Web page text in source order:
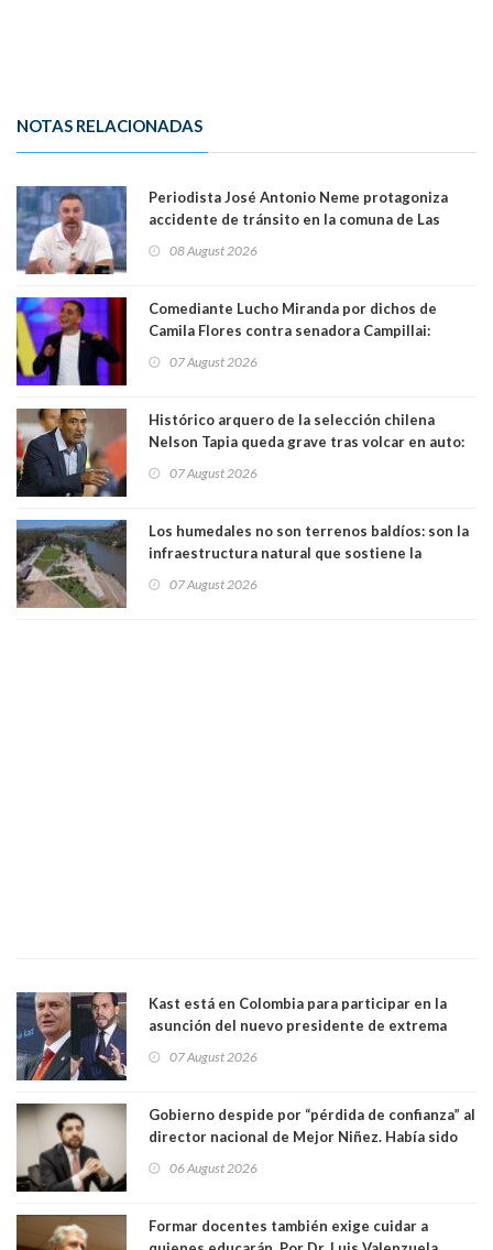
NOTAS RELACIONADAS
Periodista José Antonio Neme protagoniza
accidente de tránsito en la comuna de Las
08 August 2026
Comediante Lucho Miranda por dichos de
Camila Flores contra senadora Campillai:
forma de quitar dignidad"
07 August 2026
Histórico arquero de la selección chilena
Nelson Tapia queda grave tras volcar en auto:
07 August 2026
Los humedales no son terrenos baldíos: son la
infraestructura natural que sostiene la
07 August 2026
Kast está en Colombia para participar en la
asunción del nuevo presidente de extrema
07 August 2026
Gobierno despide por “pérdida de confianza” al
director nacional de Mejor Niñez. Había sido
06 August 2026
Formar docentes también exige cuidar a